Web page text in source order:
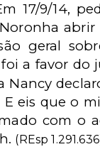
17/9/14,
abrir
geral
a favor do
Nancy
E eis que o
com o
(REsp